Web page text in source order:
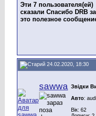
Эти 7 пользователя(ей)
сказали Спасибо DRB за
это полезное
24.02.2020, 18:30
sawwa Звідки
Авто: audi
Вік: 62